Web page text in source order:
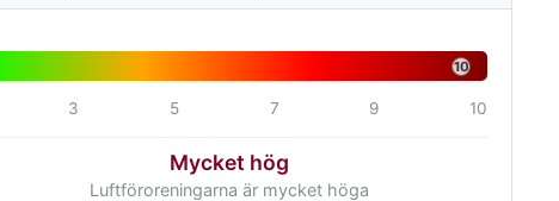
10
3 5 7 9 10
Mycket hög
Luftföroreningarna är mycket höga